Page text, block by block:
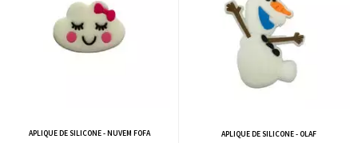
APLIQUE DE SILICONE - NUVEM FOFA APLIQUE DE SILICONE - OLAF